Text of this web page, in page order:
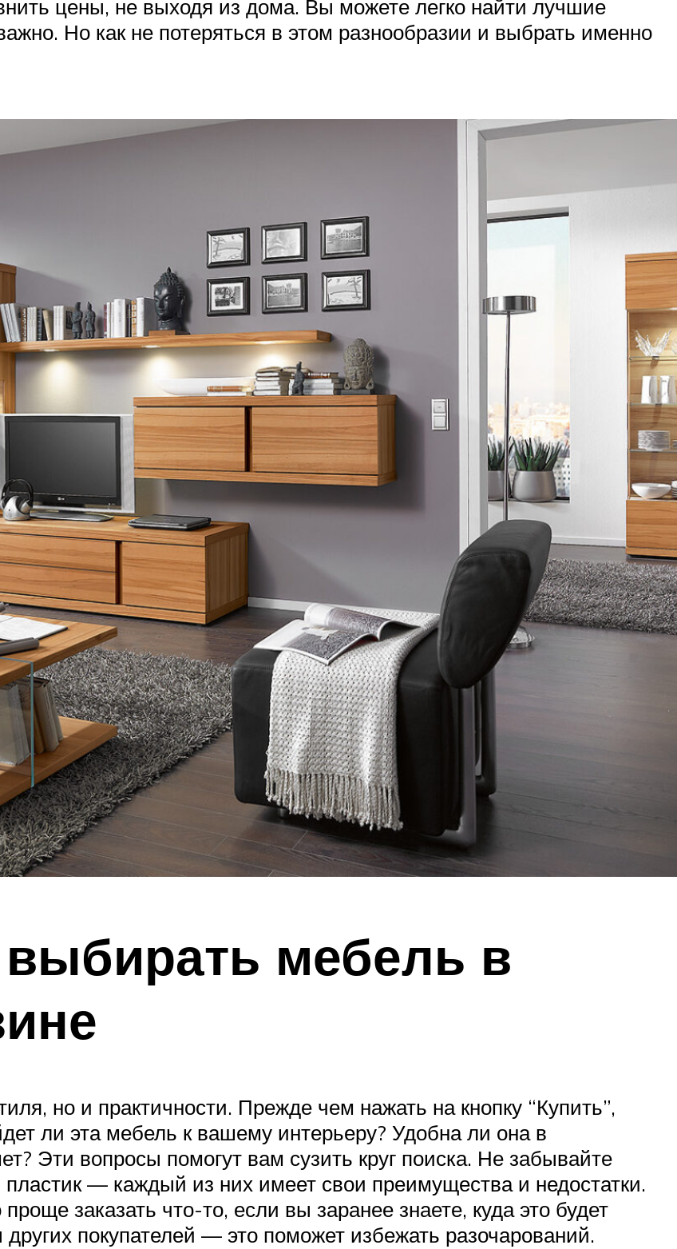
цены, не выходя из дома. Вы можете легко найти лучшие
Но как не потеряться в этом разнообразии и выбрать именно
мебель в
но и практичности. Прежде чем нажать на кнопку “Купить”,
ли эта мебель к вашему интерьеру? Удобна ли она в
Эти вопросы помогут вам сузить круг поиска. Не забывайте
— каждый из них имеет свои преимущества и недостатки.
заказать что-то, если вы заранее знаете, куда это будет
покупателей — это поможет избежать разочарований.